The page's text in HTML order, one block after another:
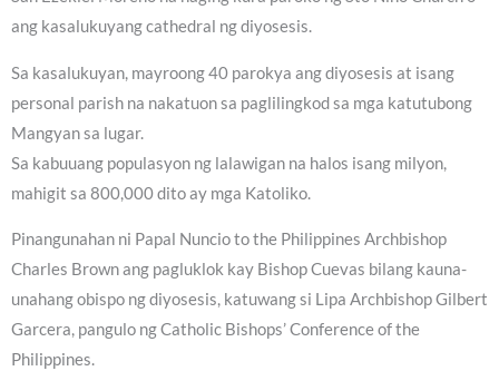
ang kasalukuyang cathedral ng diyosesis.
Sa kasalukuyan, mayroong 40 parokya ang diyosesis at isang
personal parish na nakatuon sa paglilingkod sa mga katutubong
Mangyan sa lugar.
Sa kabuuang populasyon ng lalawigan na halos isang milyon,
mahigit sa 800,000 dito ay mga Katoliko.
Pinangunahan ni Papal Nuncio to the Philippines Archbishop
Charles Brown ang pagluklok kay Bishop Cuevas bilang kauna-
unahang obispo ng diyosesis, katuwang si Lipa Archbishop Gilbert
Garcera, pangulo ng Catholic Bishops’ Conference of the
Philippines.